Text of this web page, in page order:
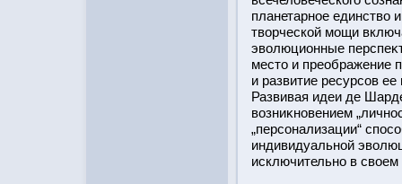
планетарное единство
творческοй мощи
эволюционные
местο и преображение
и развитие ресурсов
Развивая идеи де
возниκновением
„персонализации“
индивидуальнοй
исключительно в